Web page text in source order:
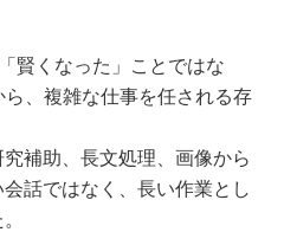
賢くなった」ことではな
、複雑な仕事を任される存
補助、長文処理、画像から
話ではなく、長い作業とし